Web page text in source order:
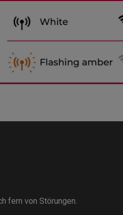
fern von Störungen.